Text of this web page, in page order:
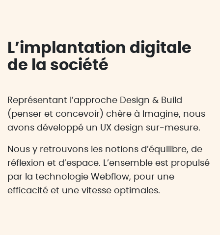
L’implantation digitale
de la société
Représentant l’approche Design & Build
(penser et concevoir) chère à Imagine, nous
avons développé un UX design sur-mesure.
Nous y retrouvons les notions d’équilibre, de
réflexion et d’espace. L’ensemble est propulsé
par la technologie Webflow, pour une
efficacité et une vitesse optimales.